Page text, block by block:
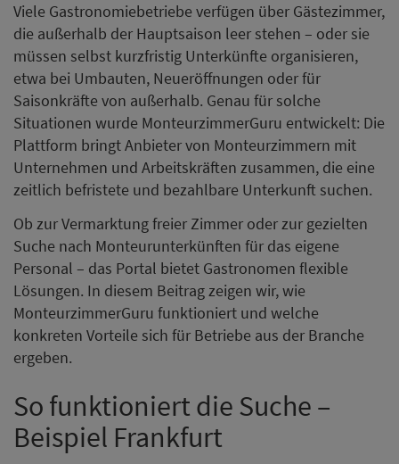
Viele Gastronomiebetriebe verfügen über Gästezimmer,
die außerhalb der Hauptsaison leer stehen – oder sie
müssen selbst kurzfristig Unterkünfte organisieren,
etwa bei Umbauten, Neueröffnungen oder für
Saisonkräfte von außerhalb. Genau für solche
Situationen wurde MonteurzimmerGuru entwickelt: Die
Plattform bringt Anbieter von Monteurzimmern mit
Unternehmen und Arbeitskräften zusammen, die eine
zeitlich befristete und bezahlbare Unterkunft suchen.
Ob zur Vermarktung freier Zimmer oder zur gezielten
Suche nach Monteurunterkünften für das eigene
Personal – das Portal bietet Gastronomen flexible
Lösungen. In diesem Beitrag zeigen wir, wie
MonteurzimmerGuru funktioniert und welche
konkreten Vorteile sich für Betriebe aus der Branche
ergeben.
So funktioniert die Suche –
Beispiel Frankfurt